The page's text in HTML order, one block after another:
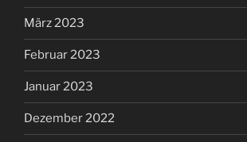
März 2023
Februar 2023
Januar 2023
Dezember 2022